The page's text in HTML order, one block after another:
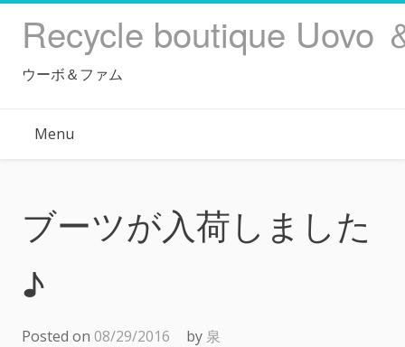
Recycle boutique Uovo
ウーボ＆ファム
Menu
ブーツが入荷しました
♪
Posted on 08/29/2016 by 泉